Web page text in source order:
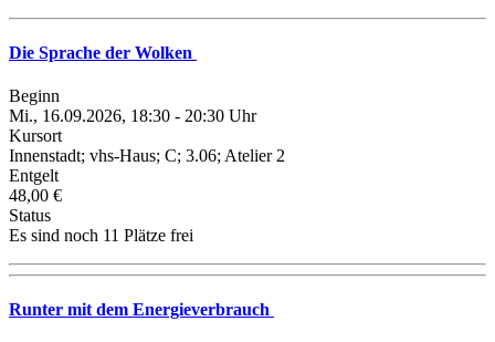
Die Sprache der Wolken
Beginn
Mi., 16.09.2026, 18:30 - 20:30 Uhr
Kursort
Innenstadt; vhs-Haus; C; 3.06; Atelier 2
Entgelt
48,00 €
Status
Es sind noch 11 Plätze frei
Runter mit dem Energieverbrauch